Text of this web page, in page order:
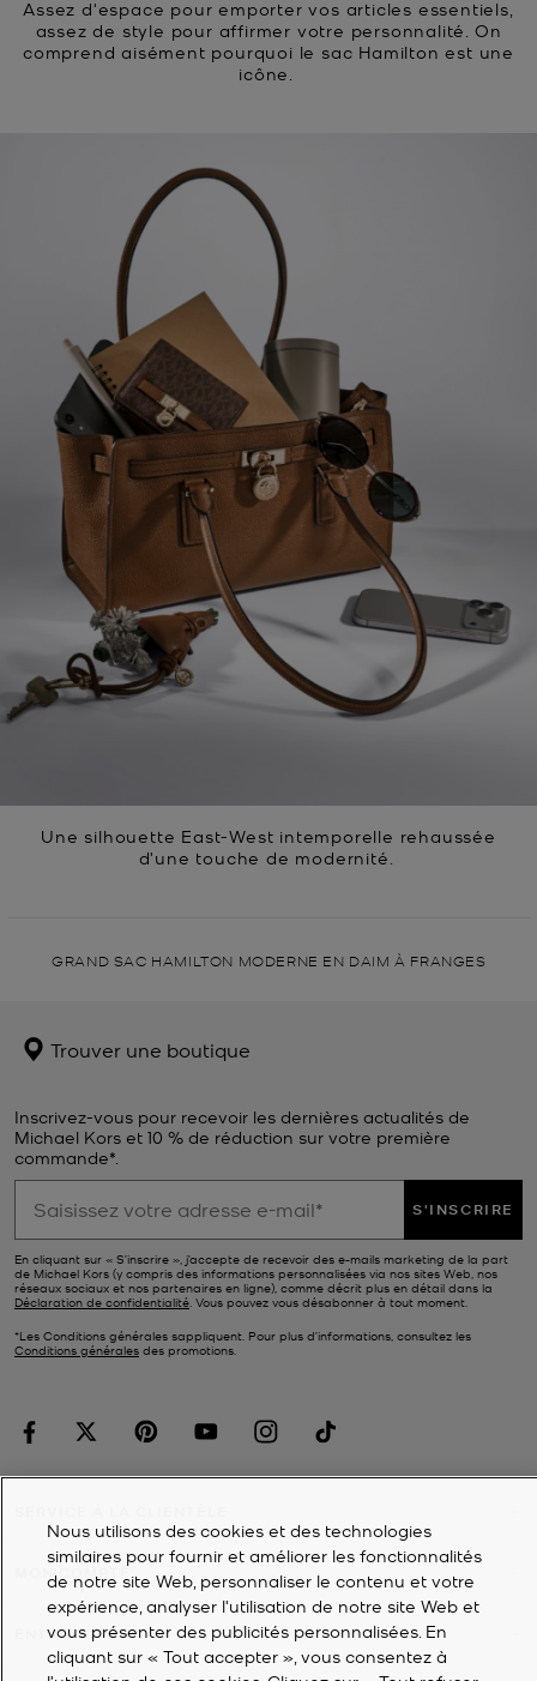
Assez d'espace pour emporter vos articles essentiels,
assez de style pour affirmer votre personnalité. On
comprend aisément pourquoi le sac Hamilton est une
icône.
Une silhouette East-West intemporelle rehaussée
d'une touche de modernité.
GRAND SAC HAMILTON MODERNE EN DAIM À FRANGES
Trouver une boutique
Inscrivez-vous pour recevoir les dernières actualités de
Michael Kors et 10 % de réduction sur votre première
commande*.
S'INSCRIRE
En cliquant sur « S’inscrire », j’accepte de recevoir des e-mails marketing de la part
de Michael Kors (y compris des informations personnalisées via nos sites Web, nos
réseaux sociaux et nos partenaires en ligne), comme décrit plus en détail dans la
Déclaration de confidentialité . Vous pouvez vous désabonner à tout moment.
*Les Conditions générales sappliquent. Pour plus d’informations, consultez les
Conditions générales des promotions.
MON COMPTE
ENTREPRISE
Nous utilisons des cookies et des technologies
similaires pour fournir et améliorer les fonctionnalités
de notre site Web, personnaliser le contenu et votre
expérience, analyser l'utilisation de notre site Web et
vous présenter des publicités personnalisées. En
cliquant sur « Tout accepter », vous consentez à